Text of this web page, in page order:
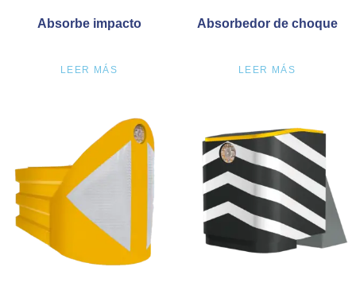
Absorbe impacto
LEER MÁS
Absorbedor de choque
LEER MÁS